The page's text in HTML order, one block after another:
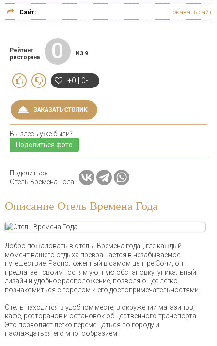
Сайт: показать сайт
Рейтинг
ресторана
0 ИЗ 9
+0 | 0-
Вы здесь уже были?
Поделиться фото
Поделиться
Отель Времена Года
Описание Отель Времена Года
Добро пожаловать в отель "Времена года", где каждый
момент вашего отдыха превращается в незабываемое
путешествие. Расположенный в самом центре Сочи, он
предлагает своим гостям уютную обстановку, уникальный
дизайн и удобное расположение, позволяющее легко
познакомиться с городом и его достопримечательностями.
Отель находится в удобном месте, в окружении магазинов,
кафе, ресторанов и остановок общественного транспорта.
Это позволяет легко перемещаться по городу и
наслаждаться его многообразием.